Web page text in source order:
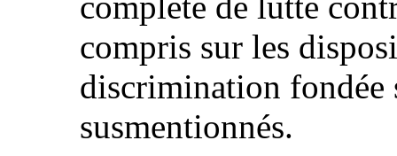
compris sur les
discrimination fondée
susmentionnés.